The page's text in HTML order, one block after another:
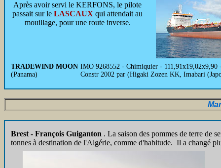
Après avoir servi le KERFONS, le pilote
passait sur le LASCAUX qui attendait au
mouillage, pour une route inverse.
TRADEWIND MOON
(Panama)
IMO 9268552 - Chimiquier -
Constr 2002 par (Higaki Zozen KK, Imabari
Brest - François Guiganton . La saison des pommes de terre de
tonnes à destination de l'Algérie, comme d'habitude. Il a changé